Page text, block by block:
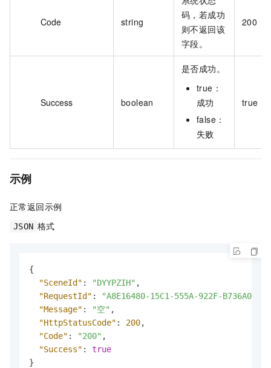
Code string
码，若成功
则不返回该
字段。
200
Success boolean
是否成功。
true：
成功
false：
失败
true
示例
正常返回示例
JSON 格式
{
"SceneId" : "DYYPZIH" ,
"RequestId" :
"A8E16480-15C1-555A-922F-
"Message" : "空" ,
"HttpStatusCode" : 200,
"Code" : "200" ,
"Success" :
true
}